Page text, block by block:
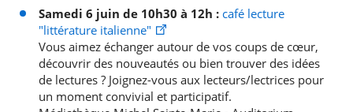
Samedi 6 juin de 10h30 à 12h : café lecture
"littérature italienne"
Vous aimez échanger autour de vos coups de cœur,
découvrir des nouveautés ou bien trouver des idées
de lectures ? Joignez-vous aux lecteurs/lectrices pour
un moment convivial et participatif.